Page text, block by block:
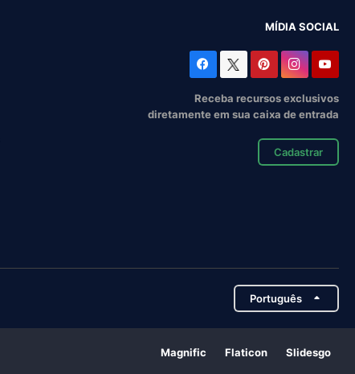
MÍDIA SOCIAL
Receba recursos exclusivos
diretamente em sua caixa de entrada
Cadastrar
Português
Magnific Flaticon Slidesgo